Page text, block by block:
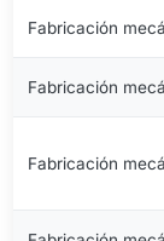
Fabricación
Fabricación
Fabricación